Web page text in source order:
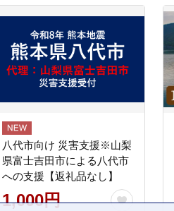
八代市向け 災害支援※山梨
県富士吉田市による八代市
への支援【返礼品なし】
1,000円